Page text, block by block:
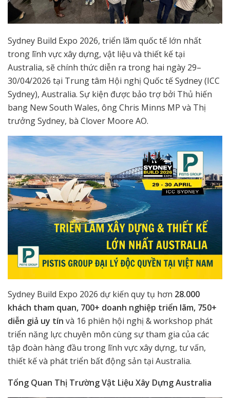
Sydney Build Expo 2026, triển lãm quốc tế lớn nhất
trong lĩnh vực xây dựng, vật liệu và thiết kế tại
Australia, sẽ chính thức diễn ra trong hai ngày 29–
30/04/2026 tại Trung tâm Hội nghị Quốc tế Sydney (ICC
Sydney), Australia. Sự kiện được bảo trợ bởi Thủ hiến
bang New South Wales, ông Chris Minns MP và Thị
trưởng Sydney, bà Clover Moore AO.
Sydney Build Expo 2026 dự kiến quy tụ hơn 28.000
khách tham quan, 700+ doanh nghiệp triển lãm, 750+
diễn giả uy tín và 16 phiên hội nghị & workshop phát
triển năng lực chuyên môn cùng sự tham gia của các
tập đoàn hàng đầu trong lĩnh vực xây dựng, tư vấn,
thiết kế và phát triển bất động sản tại Australia.
Tổng Quan Thị Trường Vật Liệu Xây Dựng Australia